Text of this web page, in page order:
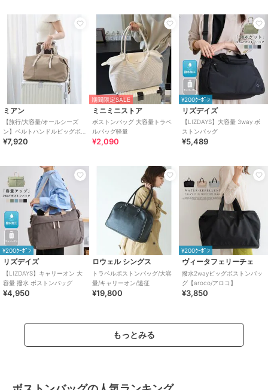
ミアン
【旅行/大容量/オールシーズ
ン】ベルトハンドルビッグボ
ストンバッグ
¥7,920
期間限定SALE
ミニミニストア
ボストンバッグ 大容量トラベ
ルバッグ軽量
¥2,090
¥200ｸｰﾎﾟﾝ
リズデイズ
【LIZDAYS】大容量 3way ボ
ストンバッグ
¥5,489
¥200ｸｰﾎﾟﾝ
リズデイズ
【LIZDAYS】キャリーオン 大
容量 撥水 ボストンバッグ
¥4,950
ロウェル シングス
トラベルボストンバッグ/大容
量/キャリーオン/遠征
¥19,800
¥200ｸｰﾎﾟﾝ
ヴィータフェリーチェ
撥水2wayビッグボストンバッ
グ【aroco/アロコ】
¥3,850
もっとみる